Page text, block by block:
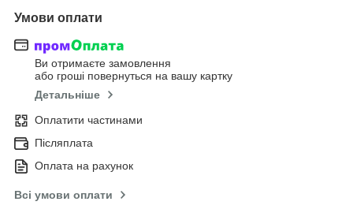
Умови оплати
Ви отримаєте замовлення
або гроші повернуться на вашу картку
Детальніше
Оплатити частинами
Післяплата
Оплата на рахунок
Всі умови оплати